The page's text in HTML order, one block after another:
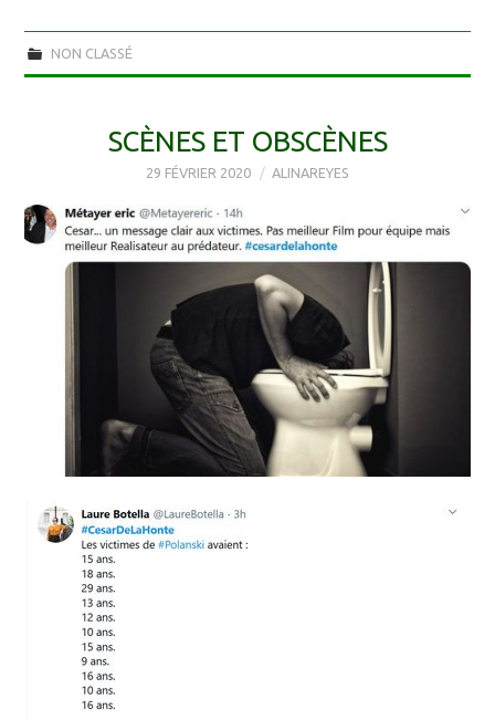
NON CLASSÉ
SCÈNES ET OBSCÈNES
29 FÉVRIER 2020 ALINAREYES